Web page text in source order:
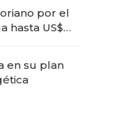
por el
hasta US$
en su plan